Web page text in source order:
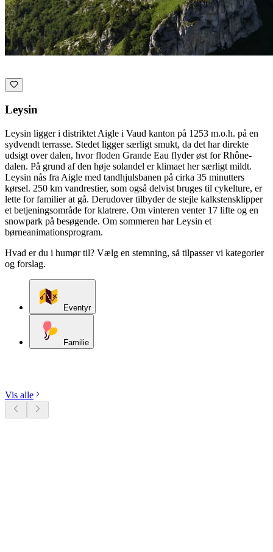
Leysin
Leysin ligger i distriktet Aigle i Vaud kanton på 1253 m.o.h. på en
sydvendt terrasse. Stedet ligger særligt smukt, da det har direkte
udsigt over dalen, hvor floden Grande Eau flyder øst for Rhône-
dalen. På grund af den høje solandel er klimaet her særligt mildt.
Leysin nås fra Aigle med tandhjulsbanen på cirka 35 minutters
kørsel. 250 km vandrestier, som også delvist bruges til cykelture, er
lette for familier at gå. Derudover tilbyder de stejle kalkstensklipper
et betjeningsområde for klatrere. Om vinteren venter 17 lifte og en
snowpark på besøgende. Om sommeren har Leysin et
børneanimationsprogram.
Hvad er du i humør til? Vælg en stemning, så tilpasser vi kategorier
og forslag.
Eventyr
Familie
Vis alle